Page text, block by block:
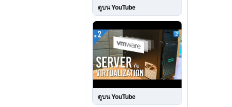
ดูบน YouTube
ดูบน YouTube